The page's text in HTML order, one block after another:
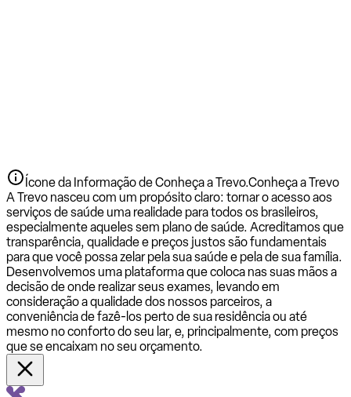
Ícone da Informação de Conheça a Trevo.Conheça a Trevo
A Trevo nasceu com um propósito claro: tornar o acesso aos
serviços de saúde uma realidade para todos os brasileiros,
especialmente aqueles sem plano de saúde. Acreditamos que
transparência, qualidade e preços justos são fundamentais
para que você possa zelar pela sua saúde e pela de sua família.
Desenvolvemos uma plataforma que coloca nas suas mãos a
decisão de onde realizar seus exames, levando em
consideração a qualidade dos nossos parceiros, a
conveniência de fazê-los perto de sua residência ou até
mesmo no conforto do seu lar, e, principalmente, com preços
que se encaixam no seu orçamento.